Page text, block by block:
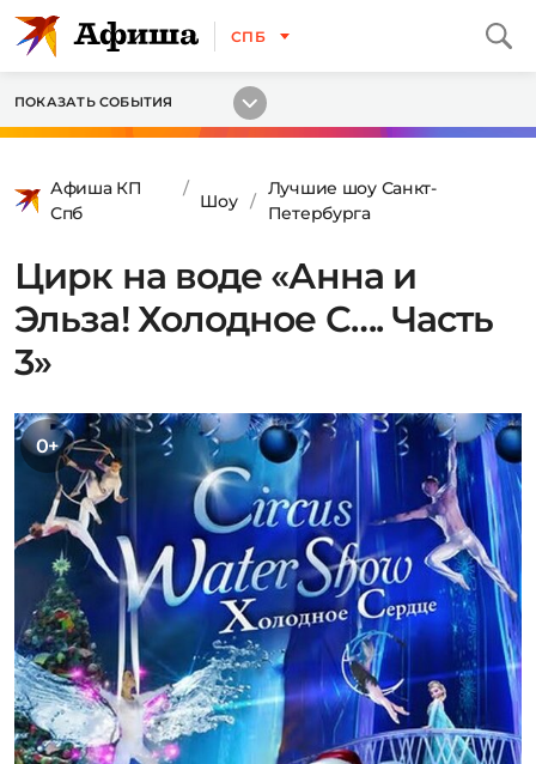
СПБ
ПОКАЗАТЬ СОБЫТИЯ
Афиша КП
Спб
Шоу
Лучшие шоу Санкт-
Петербурга
Цирк на воде «Анна и
Эльза! Холодное С…. Часть
3»
0+